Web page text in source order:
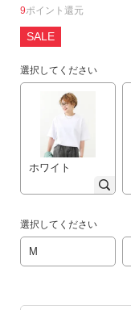
ン
ン
作
か
9ポイント
SALE
選択してください
ホワイト
選択してください
M